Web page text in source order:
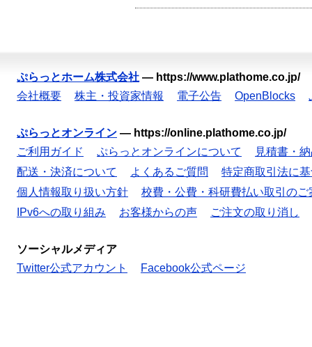
ぷらっとホーム株式会社 — https://www.plathome.co.jp/
会社概要
株主・投資家情報 電子公告 OpenBlocks
ぷらっとオンライン — https://online.plathome.co.jp/
ご利用ガイド
ぷらっとオンラインについて
見積書・
配送・決済について
よくあるご質問
特定商取引法に
個人情報取り扱い方針
校費・公費・科研費払い取引のご
IPv6への取り組み
お客様からの声 ご注文の取り消し
ソーシャルメディア
Twitter公式アカウント
Facebook公式ページ